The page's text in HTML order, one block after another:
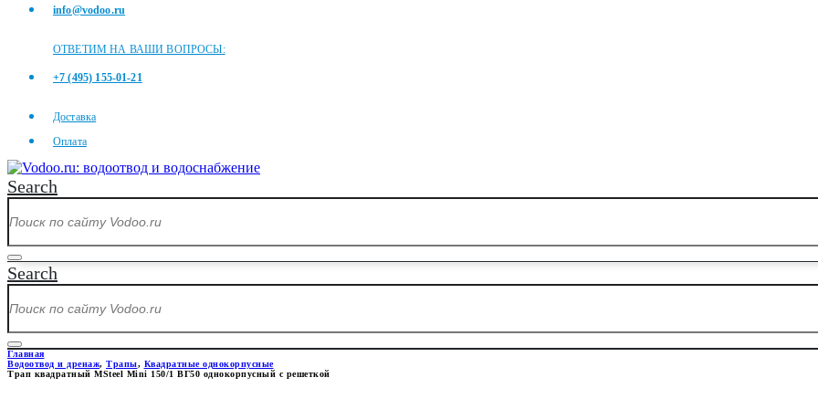
info@vodoo.ru
ОТВЕТИМ НА ВАШИ ВОПРОСЫ:
+7 (495) 155-01-21
Доставка
Оплата
Search
Search
Главная
Водоотвод и дренаж, Трапы, Квадратные однокорпусные
Трап квадратный MSteel Mini 150/1 ВГ50 однокорпусный с решеткой